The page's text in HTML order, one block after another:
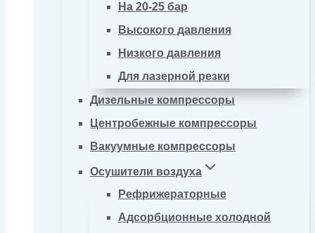
На 20-25 бар
Высокого давления
Низкого давления
Для лазерной резки
Дизельные компрессоры
Центробежные компрессоры
Вакуумные компрессоры
Осушители воздуха
Рефрижераторные
Адсорбционные холодной